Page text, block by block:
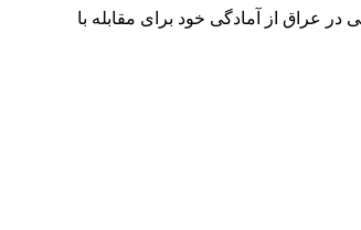
عراق از آمادگی خود برای مقابله با